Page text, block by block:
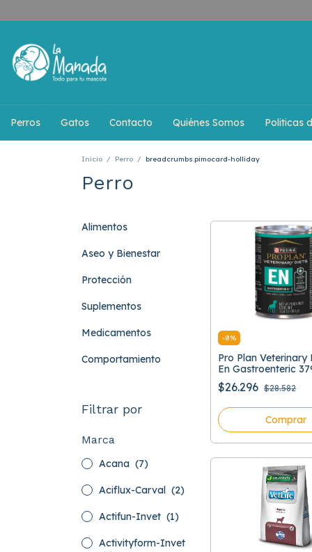
Perros Gatos Contacto Quiénes Somos Politicas
Inicio / Perro / breadcrumbs.pimocard-holliday
Perro
Alimentos
Aseo y Bienestar
Protección
Suplementos
Medicamentos
Comportamiento
Filtrar por
Marca
Acana (7)
Aciflux-Carval (2)
Actifun-Invet (1)
Activityform-Invet
-8%
Pro Plan Veterinary
En Gastroenteric
$26.296 $28.582
Comprar